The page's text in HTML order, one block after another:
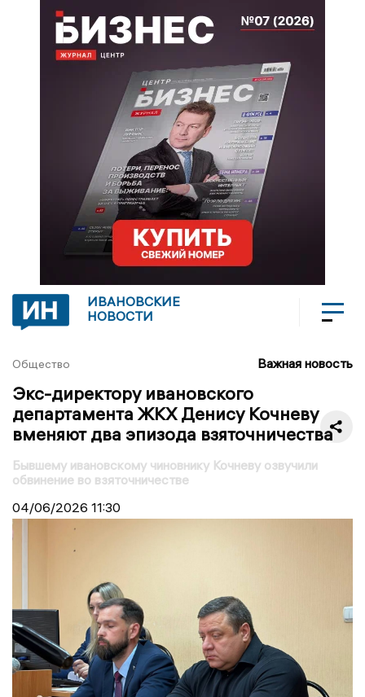
ИВАНОВСКИЕ
НОВОСТИ
Общество Важная новость
Экс-директору ивановского
департамента ЖКХ Денису Кочневу
вменяют два эпизода взяточничества
Бывшему ивановскому чиновнику Кочневу озвучили
обвинение во взяточничестве
04/06/2026 11:30